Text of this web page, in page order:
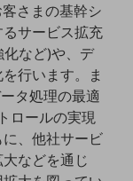
さまの基幹シ
サービス拡充
など)や、デ
行います。ま
タ処理の最適
ロールの実現
、他社サービ
などを通じ